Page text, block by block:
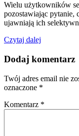
Wielu użytkowników
pozostawiając pytanie,
ujawniają ich
Czytaj dalej
Dodaj komentarz
Twój adres email nie
oznaczone *
Komentarz *